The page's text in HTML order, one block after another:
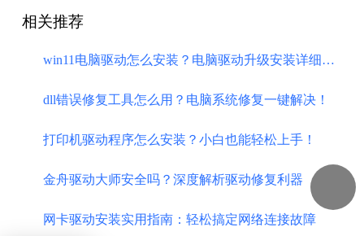
相关推荐
​win11电脑驱动怎么安装？电脑驱动升级安装详细教程！
dll错误修复工具怎么用？电脑系统修复一键解决！
打印机驱动程序怎么安装？小白也能轻松上手！
金舟驱动大师安全吗？深度解析驱动修复利器
网卡驱动安装实用指南：轻松搞定网络连接故障